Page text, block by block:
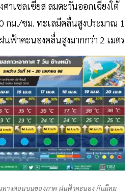
ศาเซลเซียส ลมตะวันออกเฉียงใต้
กม./ชม. ทะเลมีคลื่นสูงประมาณ 1
นฟ้าคะนองคลื่นสูงมากกว่า 2 เมตร
ทางตอนบนของภาค ฝนฟ้าคะนอง กับมีลม